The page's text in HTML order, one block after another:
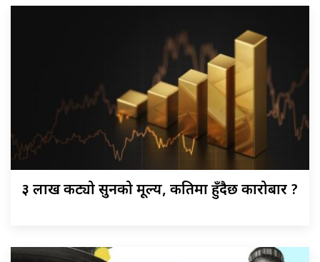
३ लाख कट्यो सुनको मूल्य, कतिमा हुँदैछ कारोबार ?